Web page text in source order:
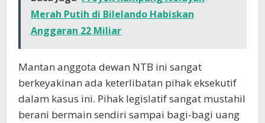
Merah Putih di Bilelando Habiskan
Anggaran 22 Miliar
Mantan anggota dewan NTB ini sangat
berkeyakinan ada keterlibatan pihak eksekutif
dalam kasus ini. Pihak legislatif sangat mustahil
berani bermain sendiri sampai bagi-bagi uang